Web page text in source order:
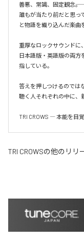
善悪、常識、固定観念――。
誰もが当たり前だと思っ
と物語を織り込んだ楽曲
重厚なロックサウンドに
日本語版・英語版の両方
指している。
答えを押しつけるのでは
聴く人それぞれの中に、
TRI CROWS ― 本能を目
TRI CROWSの他のリリ